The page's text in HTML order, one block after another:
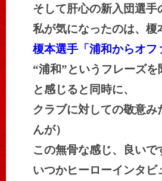
そして肝心の新入団選手
私が気になったのは、榎
榎本選手「浦和からオ
“浦和”というフレーズ
と感じると同時に、
クラブに対しての敬意
んが）
この無骨な感じ、良いで
いつかヒーローインタ